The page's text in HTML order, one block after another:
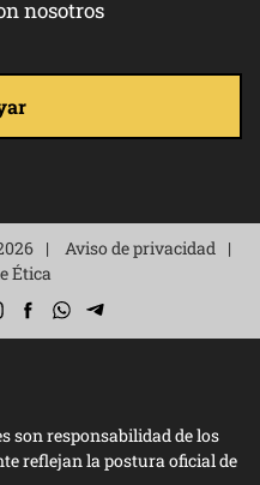
nosotros
Aviso de privacidad
Ética
son responsabilidad de los
reflejan la postura oficial de